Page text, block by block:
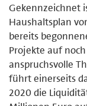
Gekennzeichnet
Haushaltsplan
bereits
Projekte auf
anspruchsvolle
führt einerseits
2020 die